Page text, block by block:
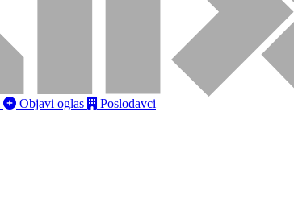
Objavi oglas Poslodavci